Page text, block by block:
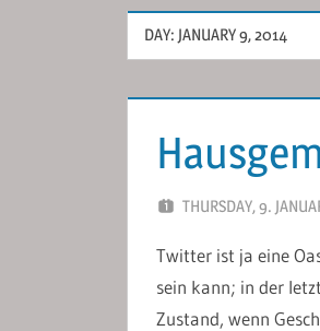
DAY: JANUARY 9, 2014
THURSDAY, 9.
Twitter ist ja eine
sein kann; in der
Zustand, wenn